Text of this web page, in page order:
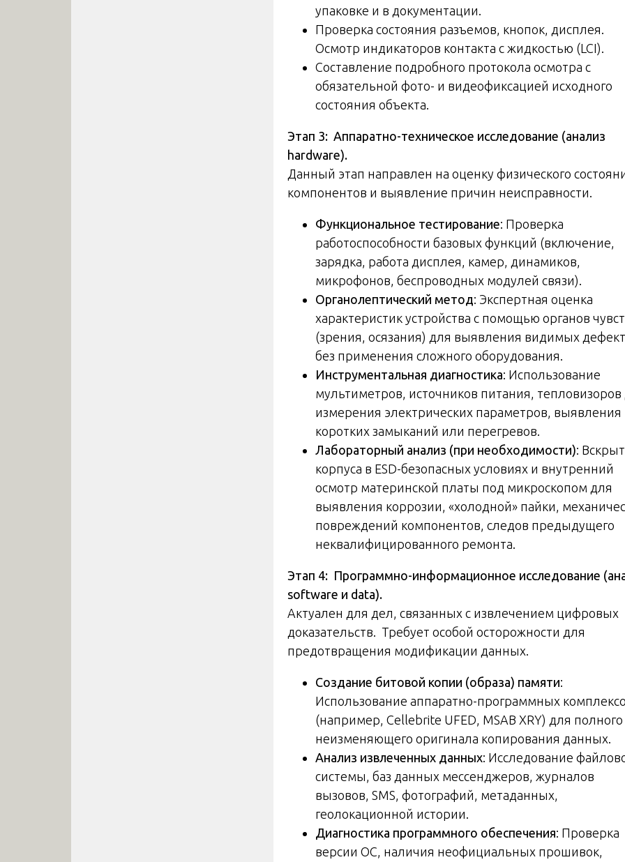
упаковке и в документации.
Проверка состояния разъемов, кнопок, дисплея.
Осмотр индикаторов контакта с жидкостью (LCI).
Составление подробного протокола осмотра с
обязательной фото- и видеофиксацией исходного
состояния объекта.
Этап 3: Аппаратно-техническое исследование (анализ
hardware).
Данный этап направлен на оценку физического
компонентов и выявление причин неисправности.
Функциональное тестирование: Проверка
работоспособности базовых функций (включение,
зарядка, работа дисплея, камер, динамиков,
микрофонов, беспроводных модулей связи).
Органолептический метод: Экспертная оценка
характеристик устройства с помощью органов
(зрения, осязания) для выявления видимых
без применения сложного оборудования.
Инструментальная диагностика: Использование
мультиметров, источников питания, тепловизоров
измерения электрических параметров, выявления
коротких замыканий или перегревов.
Лабораторный анализ (при необходимости):
корпуса в ESD-безопасных условиях и внутренний
осмотр материнской платы под микроскопом для
выявления коррозии, «холодной» пайки,
повреждений компонентов, следов предыдущего
неквалифицированного ремонта.
Этап 4: Программно-информационное исследование
software и data).
Актуален для дел, связанных с извлечением цифровых
доказательств. Требует особой осторожности для
предотвращения модификации данных.
Создание битовой копии (образа) памяти:
Использование аппаратно-программных
(например, Cellebrite UFED, MSAB XRY) для
неизменяющего оригинала копирования данных.
Анализ извлеченных данных: Исследование
системы, баз данных мессенджеров, журналов
вызовов, SMS, фотографий, метаданных,
геолокационной истории.
Диагностика программного обеспечения: Проверка
версии ОС, наличия неофициальных прошивок,